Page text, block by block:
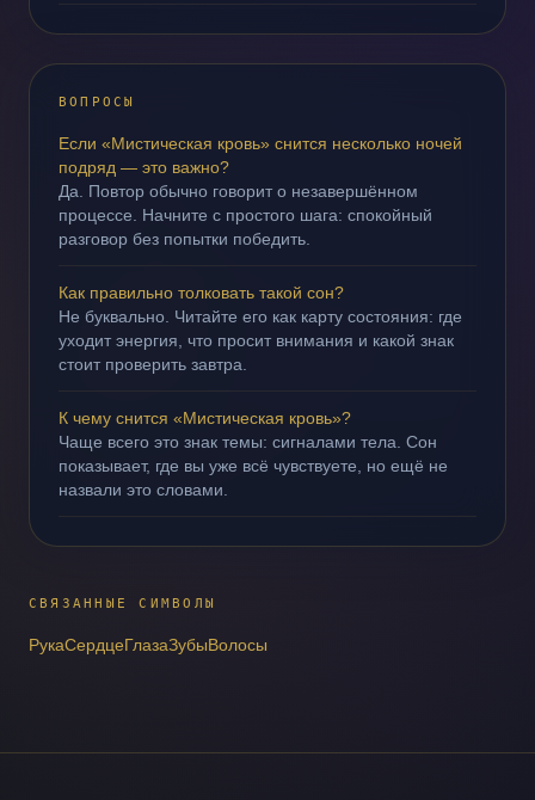
ВОПРОСЫ
Если «Мистическая кровь» снится несколько ночей
подряд — это важно?
Да. Повтор обычно говорит о незавершённом
процессе. Начните с простого шага: спокойный
разговор без попытки победить.
Как правильно толковать такой сон?
Не буквально. Читайте его как карту состояния: где
уходит энергия, что просит внимания и какой знак
стоит проверить завтра.
К чему снится «Мистическая кровь»?
Чаще всего это знак темы: сигналами тела. Сон
показывает, где вы уже всё чувствуете, но ещё не
назвали это словами.
СВЯЗАННЫЕ СИМВОЛЫ
РукаСердцеГлазаЗубыВолосы